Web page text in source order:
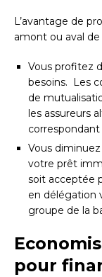
L’avantage de
amont ou aval
Vous profitez
besoins. Les
de
les assureurs
Vous
votre prêt
soit acceptée
en délégation
groupe de la
pour